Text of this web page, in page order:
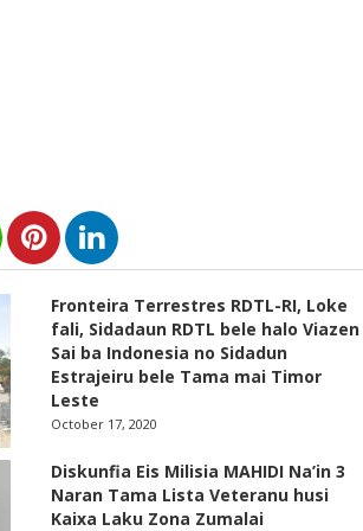
Fronteira Terrestres RDTL-RI, Loke
fali, Sidadaun RDTL bele halo Viazen
Sai ba Indonesia no Sidadun
Estrajeiru bele Tama mai Timor
Leste
October 17, 2020
Diskunfia Eis Milisia MAHIDI Na’in 3
Naran Tama Lista Veteranu husi
Kaixa Laku Zona Zumalai